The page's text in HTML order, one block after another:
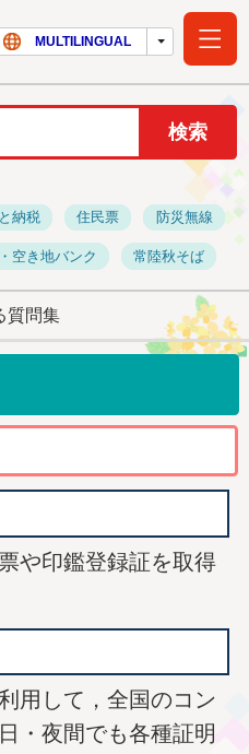
常陸太田市ホー
MULTILINGUAL
納税 住民票 防災無線
空き地バンク 常陸秋そば
質問集
や印鑑登録証を取得
用して，全国のコン
・夜間でも各種証明